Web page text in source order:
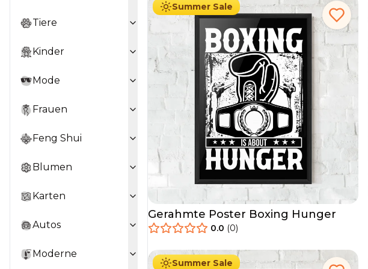
Tiere
Kinder
Mode
Frauen
Feng Shui
Blumen
Karten
Autos
Moderne
Summer Sale
Gerahmte Poster Boxing Hunger
0.0 (0)
Summer Sale
Ab 49.90 € 29.90